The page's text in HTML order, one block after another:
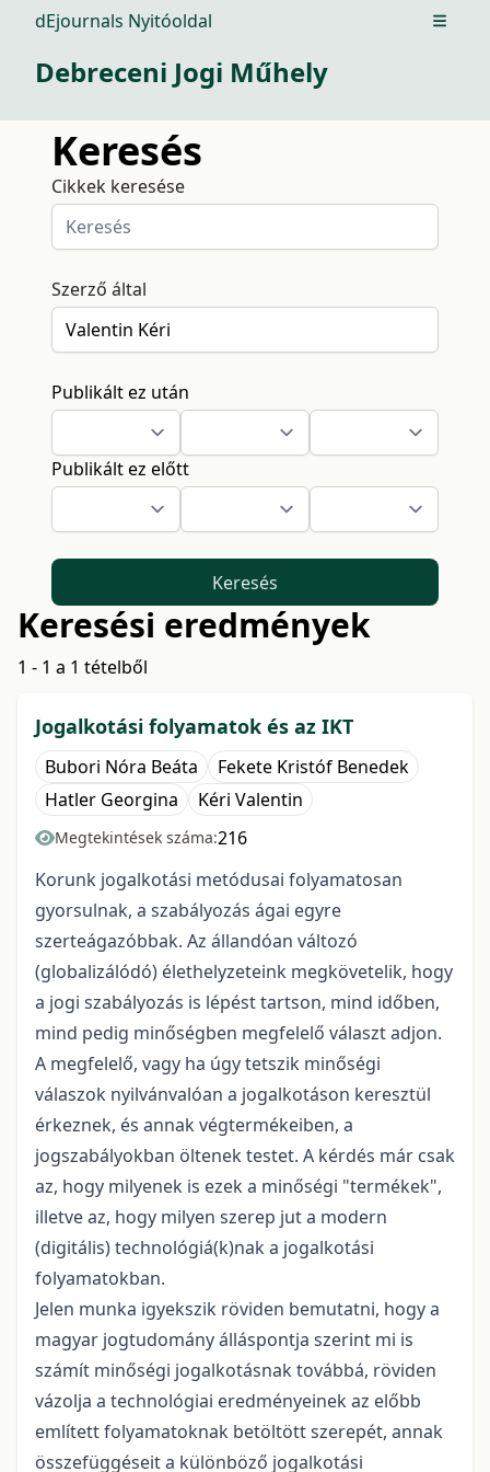
dEjournals Nyitóoldal Open
Debreceni Jogi Műhely
Keresés
Cikkek keresése
Szerző által
Publikált ez után
Publikált ez előtt
Keresés
Keresési eredmények
1 - 1 a 1 tételből
Jogalkotási folyamatok és az IKT
Bubori Nóra Beáta
Fekete Kristóf Benedek
Hatler Georgina
Kéri Valentin
Megtekintések száma:216
Korunk jogalkotási metódusai folyamatosan
gyorsulnak, a szabályozás ágai egyre
szerteágazóbbak. Az állandóan változó
(globalizálódó) élethelyzeteink megkövetelik, hogy
a jogi szabályozás is lépést tartson, mind időben,
mind pedig minőségben megfelelő választ adjon.
A megfelelő, vagy ha úgy tetszik minőségi
válaszok nyilvánvalóan a jogalkotáson keresztül
érkeznek, és annak végtermékeiben, a
jogszabályokban öltenek testet. A kérdés már csak
az, hogy milyenek is ezek a minőségi "termékek",
illetve az, hogy milyen szerep jut a modern
(digitális) technológiá(k)nak a jogalkotási
folyamatokban.
Jelen munka igyekszik röviden bemutatni, hogy a
magyar jogtudomány álláspontja szerint mi is
számít minőségi jogalkotásnak továbbá, röviden
vázolja a technológiai eredményeinek az előbb
említett folyamatoknak betöltött szerepét, annak
összefüggéseit a különböző jogalkotási